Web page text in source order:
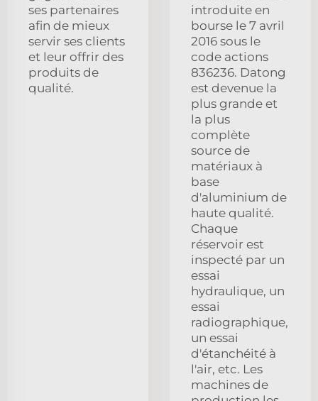
ses partenaires
afin de mieux
servir ses clients
et leur offrir des
produits de
qualité.
introduite en
bourse le 7 avril
2016 sous le
code actions
836236. Datong
est devenue la
plus grande et
la plus
complète
source de
matériaux à
base
d'aluminium de
haute qualité.
Chaque
réservoir est
inspecté par un
essai
hydraulique, un
essai
radiographique,
un essai
d'étanchéité à
l'air, etc. Les
machines de